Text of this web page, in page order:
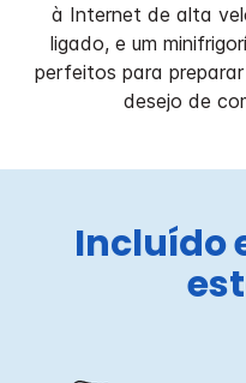
à Internet de alta
ligado, e um
perfeitos para
desejo de
Incluído